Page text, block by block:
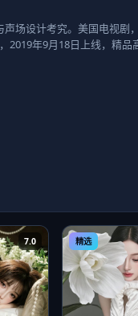
场设计考究。美国电视剧
2019年9月18日上线，精品
7.0 精选